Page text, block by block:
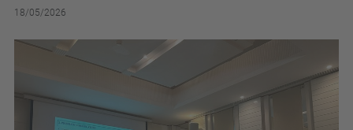
intel·ligència artificial aplicada al diagnòstic...
18/05/2026